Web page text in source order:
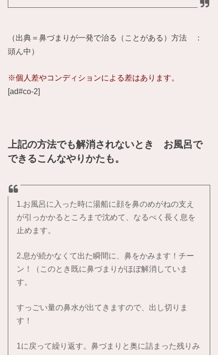
（出典＝鼻づまりが一発で治る（ことがある）方法 ：
頭ん中）
※個人差やコンディションによる差はあります。
[ad#co-2]
上記の方法でも解消されないとき お風呂で
できるこんなやりかたも。
1.お風呂に入った時に湯船に顔を鼻のめがねの支え
が引っかかるところまで沈めて、なるべく長く息を
止めます。
2.息が続かなくて出た瞬間に、鼻をかみます！チー
ン！（このとき既に鼻づまりがほぼ解消していま
す。
すっごい量の鼻水が出てきますので、出し切りま
す！
1に戻って繰り返す。鼻づまりと奥に詰まった残りみ